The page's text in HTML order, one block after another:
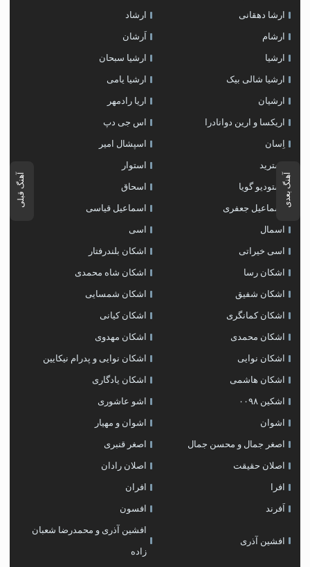
آهنگ بعدی آهنگ قبلی
ارشا دهقانی ارشاد
ارشام اَرشان
ارشیا ارشیا سبحان
ارشیا شالی بیک ارشیا یامی
ارشیان اریا رادمهر
اریکسا و ارین دوانادرا اس جی دپ
اِسان اسپشال امیر
استرید استوار
استودیو گویا اسحاق
اسماعیل جعفری اسماعیل قیاسی
اسمال اسی
اسی خیراتی اشکان بلندرفتار
اشکان رسا اشکان شاه محمدی
اشکان شفیق اشکان شمسایی
اشکان‌ کمانگری اشکان کیانی
اشکان محمدی اشکان مهدوی
اشکان نوایی اشکان نوایی و پدرام نیکایین
اشکان هاشمی اشکان یادگاری
اشکین ۰۰۹۸ اشو عاشوری
اشوان اشوان و مهیار
اصغر جمال و محسن جمال اصغر قنبری
اصلان حقیقت اصلان رادان
افرا افران
اَفرند افسون
افشین آذری
افشین آذری و محمدرضا شعبان
زاده